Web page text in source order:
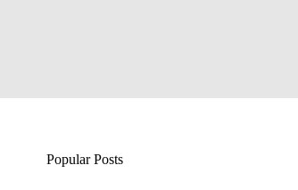
Popular Posts